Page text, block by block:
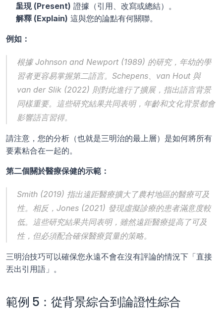
呈現 (Present) 證據（引用、改寫或總結）。
解釋 (Explain) 這與您的論點有何關聯。
例如：
根據 Johnson and Newport (1989) 的研究，年幼的學
習者更容易掌握第二語言。Schepens、van Hout 與
van der Slik (2022) 則對此進行了擴展，指出語言背景
同樣重要。這些研究結果共同表明，年齡和文化背景都會
影響語言習得。
請注意，您的分析（也就是三明治的最上層）是如何將所有
要素粘合在一起的。
第二個關於醫療保健的示範：
Smith (2019) 指出遠距醫療擴大了農村地區的醫療可及
性。相反，Jones (2021) 發現虛擬診療的患者滿意度較
低。這些研究結果共同表明，雖然遠距醫療提高了可及
性，但必須配合確保醫療質量的策略。
三明治技巧可以確保您永遠不會在沒有評論的情況下「直接
丟出引用語」。
範例 5：從背景綜合到論證性綜合